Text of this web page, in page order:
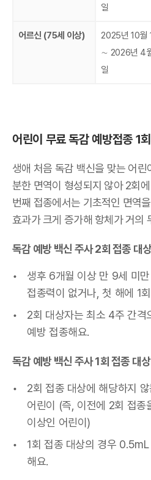
일
어르신 (75세 이상)
2025년 10월
∼ 2026년 4
일
어린이 무료 독감 예방접종 1
생애 처음 독감 백신을 맞는 어
분한 면역이 형성되지 않아 2회
번째 접종에서는 기초적인 면역
효과가 크게 증가해 항체가 거의
독감 예방 백신 주사 2회 접종 대
생후 6개월 이상 만 9세 미
접종력이 없거나, 첫 해에 1
2회 대상자는 최소 4주 간
예방 접종해요.
독감 예방 백신 주사 1회 접종 대
2회 접종 대상에 해당하지
어린이 (즉, 이전에 2회 접종
이상인 어린이)
1회 접종 대상의 경우
해요.